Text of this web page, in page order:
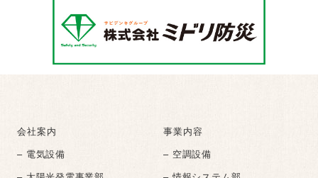
会社案内
事業内容
– 電気設備
– 空調設備